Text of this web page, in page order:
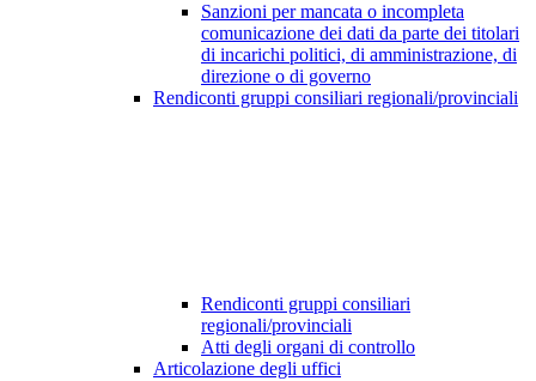
Sanzioni per mancata o incompleta
comunicazione dei dati da parte dei titolari
di incarichi politici, di amministrazione, di
direzione o di governo
Rendiconti gruppi consiliari regionali/provinciali
Rendiconti gruppi consiliari
regionali/provinciali
Atti degli organi di controllo
Articolazione degli uffici